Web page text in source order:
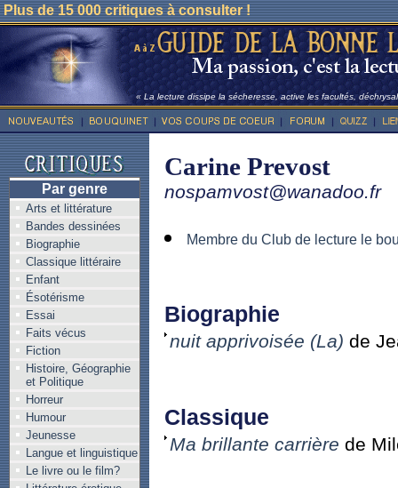
Plus de 15 000 critiques à consulter !
« La lecture dissipe la sécheresse, active les facultés,
Par genre
Arts et littérature
Bandes dessinées
Biographie
Classique littéraire
Enfant
Ésotérisme
Essai
Faits vécus
Fiction
Histoire, Géographie
et Politique
Horreur
Humour
Jeunesse
Langue et linguistique
Le livre ou le film?
Carine Prevost
nospamvost@wanadoo.fr
Membre du Club de lecture le
Biographie
nuit apprivoisée (La) de
Classique
Ma brillante carrière de